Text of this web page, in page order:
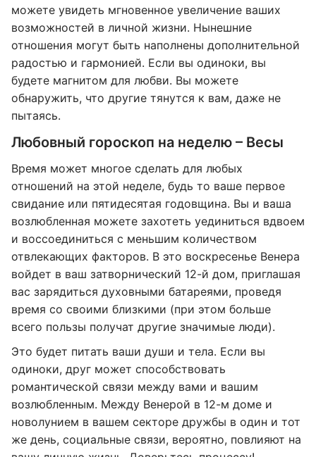
можете увидеть мгновенное увеличение ваших
возможностей в личной жизни. Нынешние
отношения могут быть наполнены дополнительной
радостью и гармонией. Если вы одиноки, вы
будете магнитом для любви. Вы можете
обнаружить, что другие тянутся к вам, даже не
пытаясь.
Любовный гороскоп на неделю – Весы
Время может многое сделать для любых
отношений на этой неделе, будь то ваше первое
свидание или пятидесятая годовщина. Вы и ваша
возлюбленная можете захотеть уединиться вдвоем
и воссоединиться с меньшим количеством
отвлекающих факторов. В это воскресенье Венера
войдет в ваш затворнический 12-й дом, приглашая
вас зарядиться духовными батареями, проведя
время со своими близкими (при этом больше
всего пользы получат другие значимые люди).
Это будет питать ваши души и тела. Если вы
одиноки, друг может способствовать
романтической связи между вами и вашим
возлюбленным. Между Венерой в 12-м доме и
новолунием в вашем секторе дружбы в один и тот
же день, социальные связи, вероятно, повлияют на